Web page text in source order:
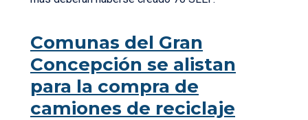
Comunas del Gran
Concepción se alistan
para la compra de
camiones de reciclaje